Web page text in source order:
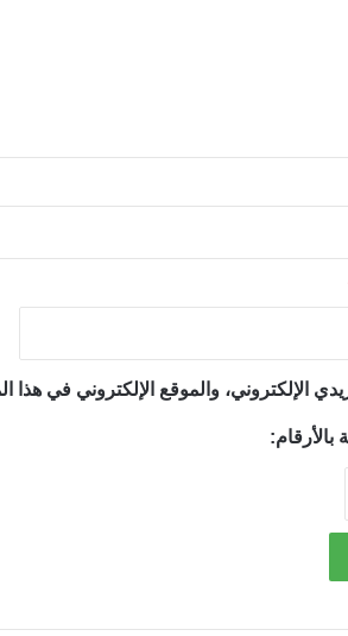
الإلكتروني، والموقع الإلكتروني في هذا
بالأرقام: